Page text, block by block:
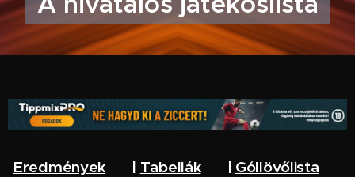
Eredmények 🔥 | Tabellák🌏 | Góllövőlista